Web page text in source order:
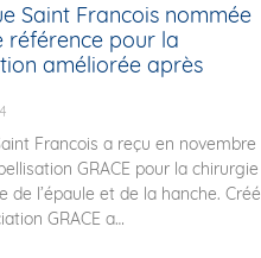
Saint Francois nommée
référence pour la
améliorée après
Francois a reçu en novembre
GRACE pour la chirurgie
de l’épaule et de la hanche.
GRACE a